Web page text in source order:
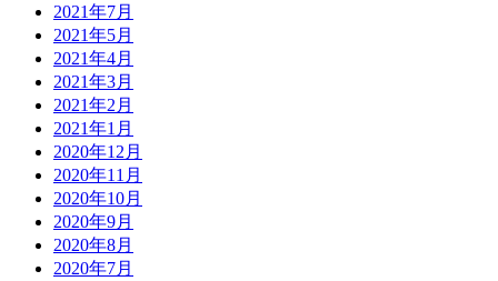
2021年7月
2021年5月
2021年4月
2021年3月
2021年2月
2021年1月
2020年12月
2020年11月
2020年10月
2020年9月
2020年8月
2020年7月